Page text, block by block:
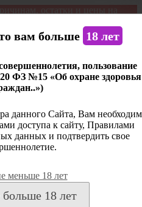
остатки и цены на
продажа не
вам больше 18 лет
пользование
ФЗ №15 «Об охране здоровья
данного Сайта, Вам
доступа к сайту, Правилами
данных и подтвердить свое
меньше 18 лет
18 лет